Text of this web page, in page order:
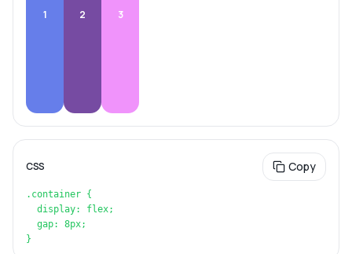
1 2 3
CSS Copy
.container {
  display: flex;
  gap: 8px;
}